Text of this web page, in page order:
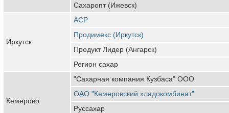
Сахаропт (Ижевск)
Иркутск
АСР
Продимекс (Иркутск)
Продукт Лидер (Ангарск)
Регион сахар
Кемерово
"Сахарная компания Кузбаса" ООО
ОАО "Кемеровский хладокомбинат"
Руссахар